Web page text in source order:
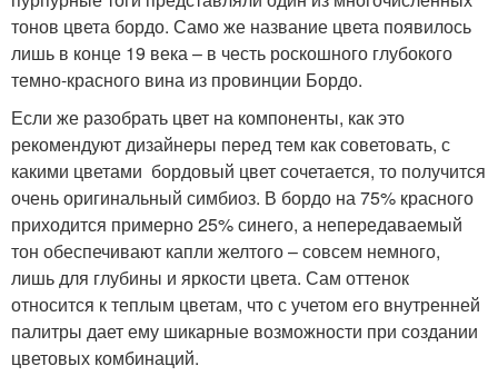
тонов цвета бордо. Само же название цвета появилось
лишь в конце 19 века – в честь роскошного глубокого
темно-красного вина из провинции Бордо.
Если же разобрать цвет на компоненты, как это
рекомендуют дизайнеры перед тем как советовать, с
какими цветами бордовый цвет сочетается, то получится
очень оригинальный симбиоз. В бордо на 75% красного
приходится примерно 25% синего, а непередаваемый
тон обеспечивают капли желтого – совсем немного,
лишь для глубины и яркости цвета. Сам оттенок
относится к теплым цветам, что с учетом его внутренней
палитры дает ему шикарные возможности при создании
цветовых комбинаций.